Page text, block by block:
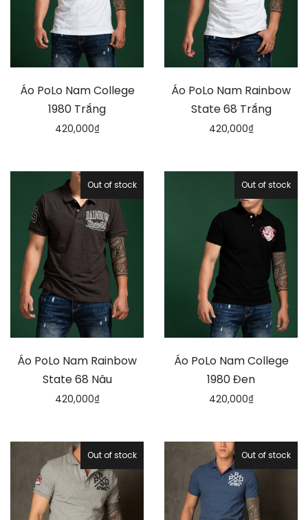
Áo PoLo Nam College
1980 Trắng
420,000₫
Áo PoLo Nam Rainbow
State 68 Trắng
420,000₫
Out of stock
Áo PoLo Nam Rainbow
State 68 Nâu
420,000₫
Out of stock
Áo PoLo Nam College
1980 Đen
420,000₫
Out of stock Out of stock